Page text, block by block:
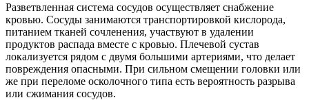
Разветвленная система сосудов осуществляет снабжение
кровью. Сосуды занимаются транспортировкой кислорода,
питанием тканей сочленения, участвуют в удалении
продуктов распада вместе с кровью. Плечевой сустав
локализуется рядом с двумя большими артериями, что делает
повреждения опасными. При сильном смещении головки или
же при переломе осколочного типа есть вероятность разрыва
или сжимания сосудов.